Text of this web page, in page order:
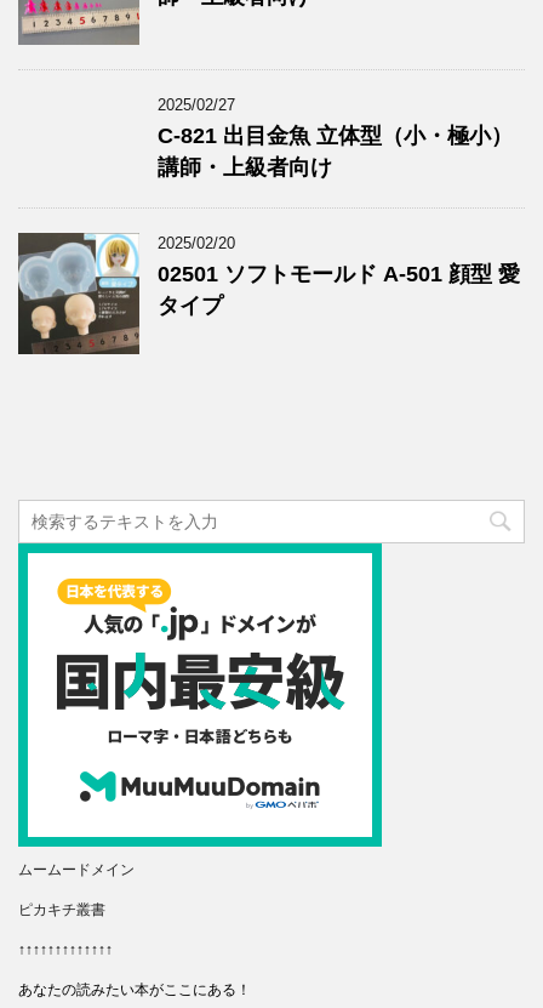
2025/02/27
C-821 出目金魚 立体型（小・極小）
講師・上級者向け
2025/02/20
02501 ソフトモールド A-501 顔型 愛
タイプ
ムームードメイン
ピカキチ叢書
↑↑↑↑↑↑↑↑↑↑↑↑↑
あなたの読みたい本がここにある！